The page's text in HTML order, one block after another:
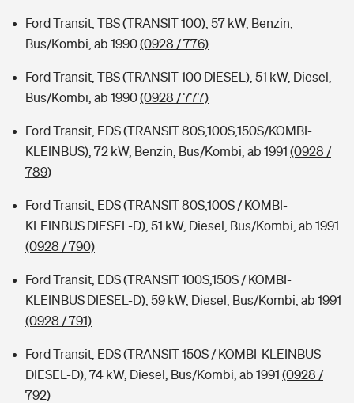
Ford Transit, TBS (TRANSIT 100), 57 kW, Benzin,
Bus/Kombi, ab 1990(0928 / 776)
Ford Transit, TBS (TRANSIT 100 DIESEL), 51 kW, Diesel,
Bus/Kombi, ab 1990(0928 / 777)
Ford Transit, EDS (TRANSIT 80S,100S,150S/KOMBI-
KLEINBUS), 72 kW, Benzin, Bus/Kombi, ab 1991 (0928 /
789)
Ford Transit, EDS (TRANSIT 80S,100S / KOMBI-
KLEINBUS DIESEL-D), 51 kW, Diesel, Bus/Kombi, ab 1991
(0928 / 790)
Ford Transit, EDS (TRANSIT 100S,150S / KOMBI-
KLEINBUS DIESEL-D), 59 kW, Diesel, Bus/Kombi, ab 1991
(0928 / 791)
Ford Transit, EDS (TRANSIT 150S / KOMBI-KLEINBUS
DIESEL-D), 74 kW, Diesel, Bus/Kombi, ab 1991 (0928 /
792)